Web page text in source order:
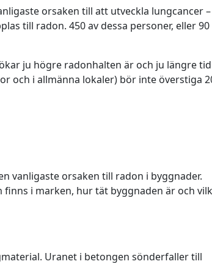
orsaken till att utveckla lungcancer
till radon. 450 av dessa personer, eller 90
ju högre radonhalten är och ju längre
och i allmänna lokaler) bör inte överstiga
vanligaste orsaken till radon i byggnader.
i marken, hur tät byggnaden är och
Uranet i betongen sönderfaller till